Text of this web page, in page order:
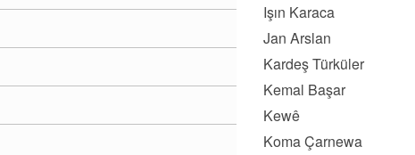
Işın Karaca
Jan Arslan
Kardeş Türküler
Kemal Başar
Kewê
Koma Çarnewa